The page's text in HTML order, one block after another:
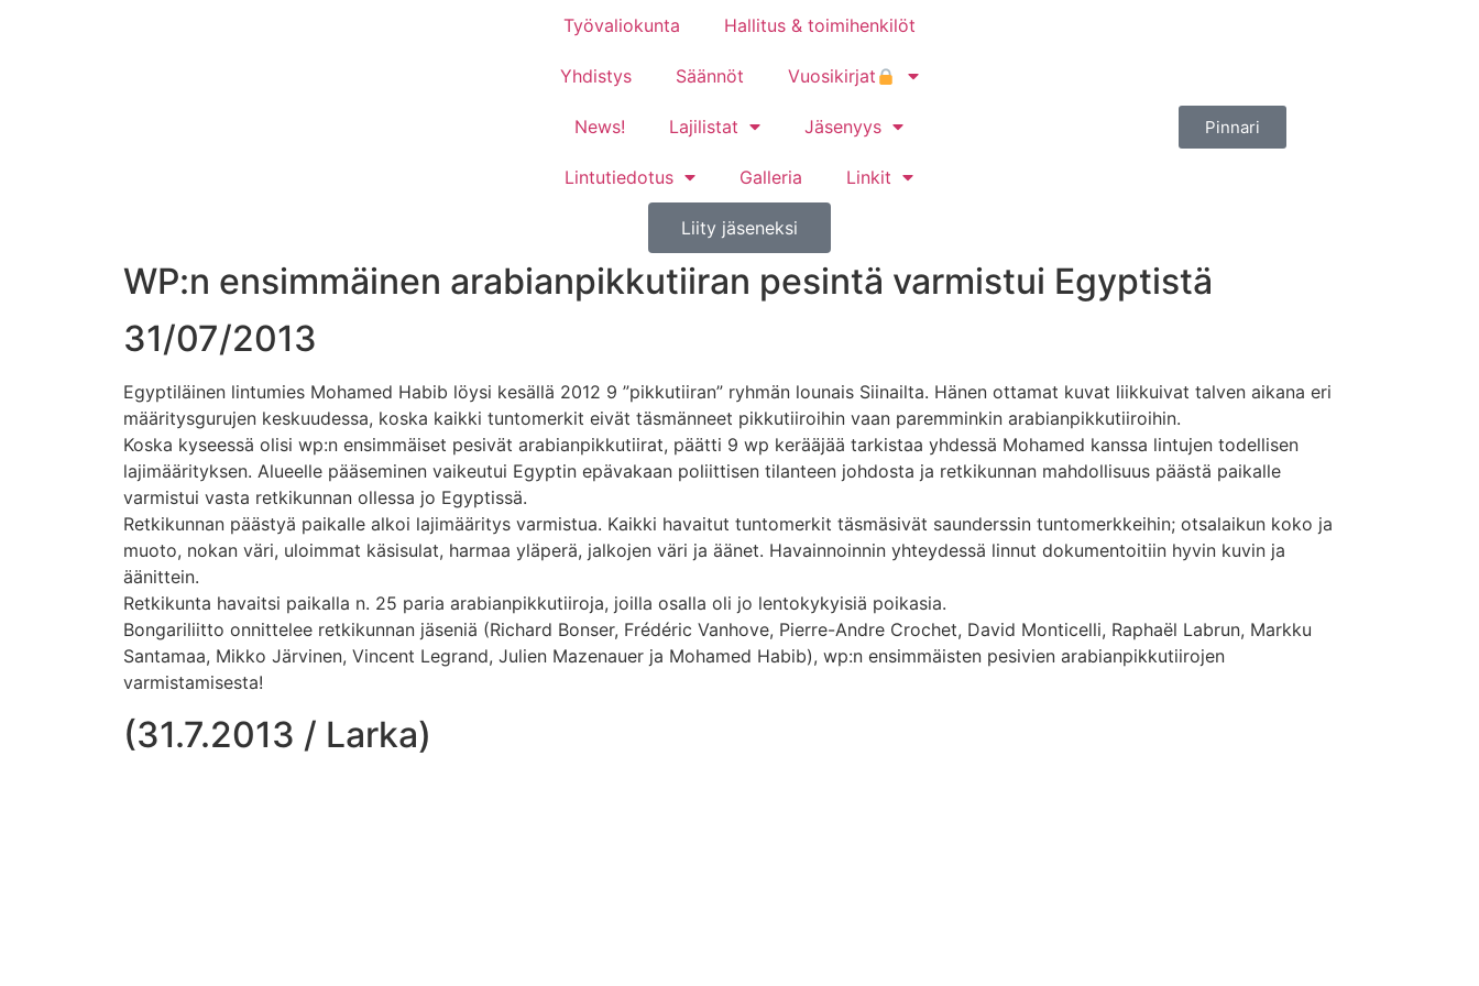
Työvaliokunta Hallitus & toimihenkilöt
Yhdistys Säännöt Vuosikirjat
News! Lajilistat Jäsenyys
Lintutiedotus Galleria Linkit
Liity jäseneksi
Pinnari
WP:n ensimmäinen arabianpikkutiiran pesintä varmistui Egyptistä
31/07/2013
Egyptiläinen lintumies Mohamed Habib löysi kesällä 2012 9 ”pikkutiiran” ryhmän lounais Siinailta. Hänen ottamat kuvat liikkuivat talven aikana eri
määritysgurujen keskuudessa, koska kaikki tuntomerkit eivät täsmänneet pikkutiiroihin vaan paremminkin arabianpikkutiiroihin.
Koska kyseessä olisi wp:n ensimmäiset pesivät arabianpikkutiirat, päätti 9 wp kerääjää tarkistaa yhdessä Mohamed kanssa lintujen todellisen
lajimäärityksen. Alueelle pääseminen vaikeutui Egyptin epävakaan poliittisen tilanteen johdosta ja retkikunnan mahdollisuus päästä paikalle
varmistui vasta retkikunnan ollessa jo Egyptissä.
Retkikunnan päästyä paikalle alkoi lajimääritys varmistua. Kaikki havaitut tuntomerkit täsmäsivät saunderssin tuntomerkkeihin; otsalaikun koko ja
muoto, nokan väri, uloimmat käsisulat, harmaa yläperä, jalkojen väri ja äänet. Havainnoinnin yhteydessä linnut dokumentoitiin hyvin kuvin ja
äänittein.
Retkikunta havaitsi paikalla n. 25 paria arabianpikkutiiroja, joilla osalla oli jo lentokykyisiä poikasia.
Bongariliitto onnittelee retkikunnan jäseniä (Richard Bonser, Frédéric Vanhove, Pierre-Andre Crochet, David Monticelli, Raphaël Labrun, Markku
Santamaa, Mikko Järvinen, Vincent Legrand, Julien Mazenauer ja Mohamed Habib), wp:n ensimmäisten pesivien arabianpikkutiirojen
varmistamisesta!
(31.7.2013 / Larka)